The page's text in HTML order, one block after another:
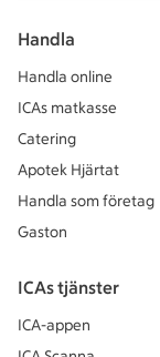
Handla
Handla online
ICAs matkasse
Catering
Apotek Hjärtat
Handla som företag
Gaston
ICAs tjänster
ICA-appen